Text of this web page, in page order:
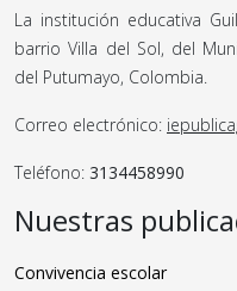
La institución educativa
barrio Villa del Sol, del
del Putumayo, Colombia.
Correo electrónico:
Teléfono: 3134458990
Nuestras
Convivencia escolar